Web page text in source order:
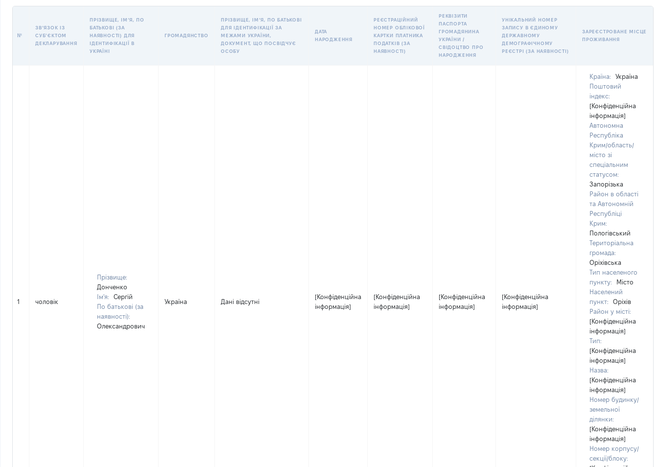
№
ЗВʼЯЗОК ІЗ
СУБʼЄКТОМ
ДЕКЛАРУВАННЯ
ПРІЗВИЩЕ, ІМʼЯ, ПО
БАТЬКОВІ (ЗА
НАЯВНОСТІ) ДЛЯ
ІДЕНТИФІКАЦІЇ В
УКРАЇНІ
ГРОМАДЯНСТВО
ПРІЗВИЩЕ, ІМʼЯ, ПО БАТЬКОВІ
ДЛЯ ІДЕНТИФІКАЦІЇ ЗА
МЕЖАМИ УКРАЇНИ,
ДОКУМЕНТ, ЩО ПОСВІДЧУЄ
ОСОБУ
ДАТА
НАРОДЖЕННЯ
РЕЄСТРАЦІЙНИЙ
НОМЕР ОБЛІКОВОЇ
КАРТКИ ПЛАТНИКА
ПОДАТКІВ (ЗА
НАЯВНОСТІ)
РЕКВІЗИТИ
ПАСПОРТА
ГРОМАДЯНИНА
УКРАЇНИ /
СВІДОЦТВО ПРО
НАРОДЖЕННЯ
УНІКАЛЬНИЙ НОМЕР
ЗАПИСУ В ЄДИНОМУ
ДЕРЖАВНОМУ
ДЕМОГРАФІЧНОМУ
РЕЄСТРІ (ЗА НАЯВНОСТІ)
ЗАРЕЄСТРОВАНЕ МІСЦЕ
ПРОЖИВАННЯ
1 чоловік
Прізвище:
Донченко
Ім'я:
Сергій
По батькові (за
наявності):
Олександрович
Україна Дані відсутні
[Конфіденційна
інформація]
[Конфіденційна
інформація]
[Конфіденційна
інформація]
[Конфіденційна
інформація]
Країна:
Україна
Поштовий
індекс:
[Конфіденційна
інформація]
Автономна
Республіка
Крим/область/
місто зі
спеціальним
статусом:
Запорізька
Район в області
та Автономній
Республіці
Крим:
Пологівський
Територіальна
громада:
Оріхівська
Тип населеного
пункту:
Місто
Населений
пункт:
Оріхів
Район у місті:
[Конфіденційна
інформація]
Тип:
[Конфіденційна
інформація]
Назва:
[Конфіденційна
інформація]
Номер будинку/
земельної
ділянки:
[Конфіденційна
інформація]
Номер корпусу/
секції/блоку: